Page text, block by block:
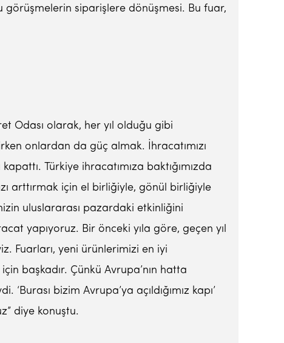
siparişlere dönüşmesi. Bu fuar,
Odası olarak, her yıl olduğu gibi
onlardan da güç almak. İhracatımızı
Türkiye ihracatımıza baktığımızda
arttırmak için el birliğiyle, gönül birliğiyle
uluslararası pazardaki etkinliğini
yapıyoruz. Bir önceki yıla göre, geçen yıl
Fuarları, yeni ürünlerimizi en iyi
başkadır. Çünkü Avrupa’nın hatta
bizim Avrupa’ya açıldığımız kapı’
diye konuştu.